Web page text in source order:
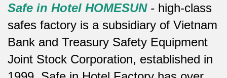
Safe in Hotel HOMESUN- high-class
safes factory is a subsidiary of Vietnam
Bank and Treasury Safety Equipment
Joint Stock Corporation, established in